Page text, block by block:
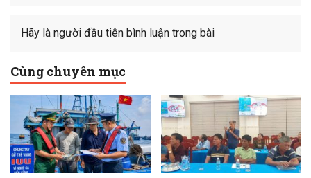
Hãy là người đầu tiên bình luận trong bài
Cùng chuyên mục